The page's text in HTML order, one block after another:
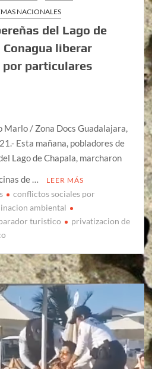
NACIONALES
del Lago de
Conagua liberar
por particulares
/ Zona Docs Guadalajara,
Esta mañana, pobladores de
Lago de Chapala, marcharon
de …
LEER MÁS
conflictos sociales por
ambiental
turistico
privatizacion de